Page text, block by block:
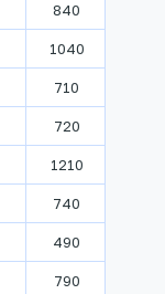
840
1040
710
720
1210
740
490
790